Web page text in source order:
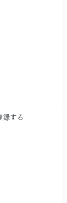
録する